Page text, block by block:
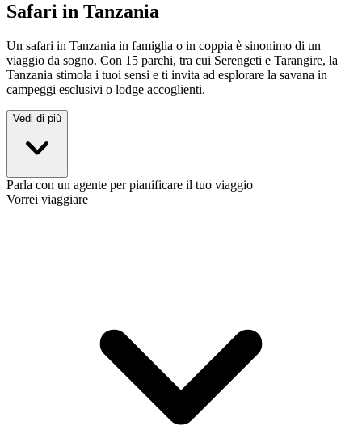
Safari in Tanzania
Un safari in Tanzania in famiglia o in coppia è sinonimo di un
viaggio da sogno. Con 15 parchi, tra cui Serengeti e Tarangire, la
Tanzania stimola i tuoi sensi e ti invita ad esplorare la savana in
campeggi esclusivi o lodge accoglienti.
Vedi di più
Parla con un agente per pianificare il tuo viaggio
Vorrei viaggiare